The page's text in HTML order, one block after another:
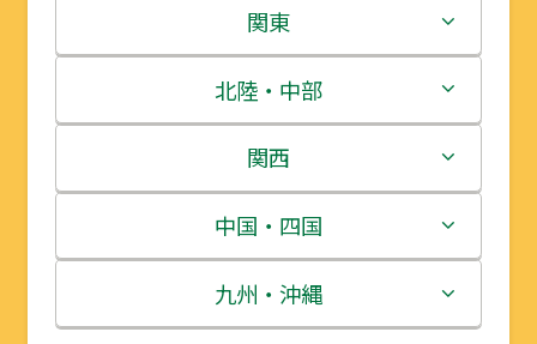
北海道
青森県
岩手県
宮城県
秋田県
関東
茨城県
栃木県
群馬県
埼玉県
北陸・中部
新潟県
富山県
石川県
関西
三重県
滋賀県
中国・四国
鳥取県
九州・沖縄